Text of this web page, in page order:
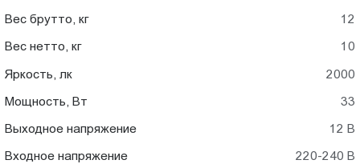
Вес брутто, кг 12
Вес нетто, кг 10
Яркость, лк 2000
Мощность, Вт 33
Выходное напряжение 12 В
Входное напряжение 220-240 В